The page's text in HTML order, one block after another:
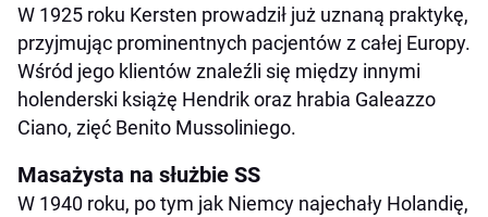
W 1925 roku Kersten prowadził już uznaną praktykę,
przyjmując prominentnych pacjentów z całej Europy.
Wśród jego klientów znaleźli się między innymi
holenderski książę Hendrik oraz hrabia Galeazzo
Ciano, zięć Benito Mussoliniego.
Masażysta na służbie SS
W 1940 roku, po tym jak Niemcy najechały Holandię,